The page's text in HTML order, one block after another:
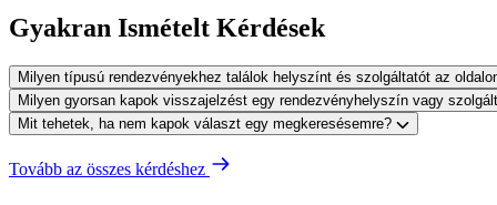
Gyakran Ismételt Kérdések
Milyen típusú rendezvényekhez találok helyszínt és szolgáltatót az
Milyen gyorsan kapok visszajelzést egy rendezvényhelyszín vagy
Mit tehetek, ha nem kapok választ egy megkeresésemre?
Tovább az összes kérdéshez